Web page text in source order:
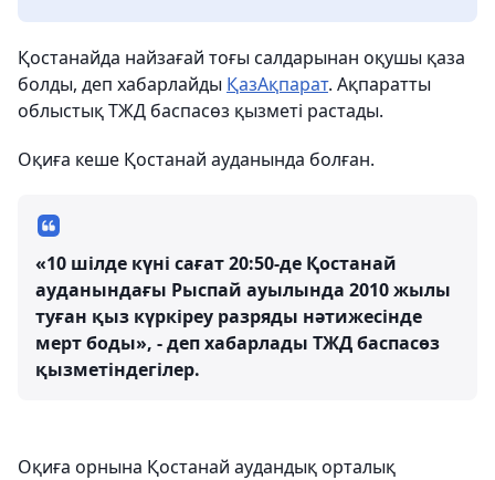
Қостанайда найзағай тоғы салдарынан оқушы қаза
болды, деп хабарлайды ҚазАқпарат. Ақпаратты
облыстық ТЖД баспасөз қызметі растады.
Оқиға кеше Қостанай ауданында болған.
«10 шілде күні сағат 20:50-де Қостанай
ауданындағы Рыспай ауылында 2010 жылы
туған қыз күркіреу разряды нәтижесінде
мерт боды», - деп хабарлады ТЖД баспасөз
қызметіндегілер.
Оқиға орнына Қостанай аудандық орталық